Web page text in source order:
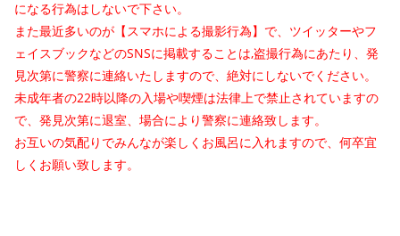
になる行為はしないで下さい。
また最近多いのが【スマホによる撮影行為】で、ツイッターやフ
ェイスブックなどのSNSに掲載することは,盗撮行為にあたり、発
見次第に警察に連絡いたしますので、絶対にしないでください。
未成年者の22時以降の入場や喫煙は法律上で禁止されていますの
で、発見次第に退室、場合により警察に連絡致します。
お互いの気配りでみんなが楽しくお風呂に入れますので、何卒宜
しくお願い致します。